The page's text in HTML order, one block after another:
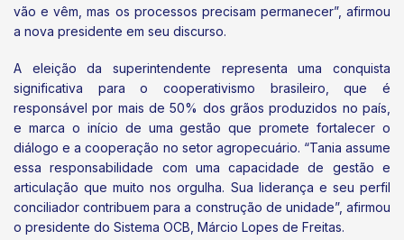
vão e vêm, mas os processos precisam permanecer”, afirmou
a nova presidente em seu discurso.
A eleição da superintendente representa uma conquista
significativa para o cooperativismo brasileiro, que é
responsável por mais de 50% dos grãos produzidos no país,
e marca o início de uma gestão que promete fortalecer o
diálogo e a cooperação no setor agropecuário. “Tania assume
essa responsabilidade com uma capacidade de gestão e
articulação que muito nos orgulha. Sua liderança e seu perfil
conciliador contribuem para a construção de unidade”, afirmou
o presidente do Sistema OCB, Márcio Lopes de Freitas.